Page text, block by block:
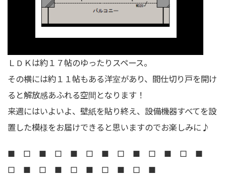
ＬＤＫは約１７帖のゆったりスペース。
その横には約１１帖もある洋室があり、間仕切り戸を開け
ると解放感あふれる空間となります！
来週にはいよいよ、壁紙を貼り終え、設備機器すべてを設
置した模様をお届けできると思いますのでお楽しみに♪
■ □ ■ □ ■ □ ■ □ ■ □ ■ □ ■
□ ■ □ ■ □ ■ □ ■ □ ■